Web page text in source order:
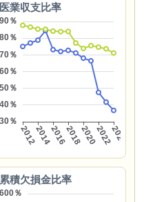
医業収支比率
累積欠損金比率